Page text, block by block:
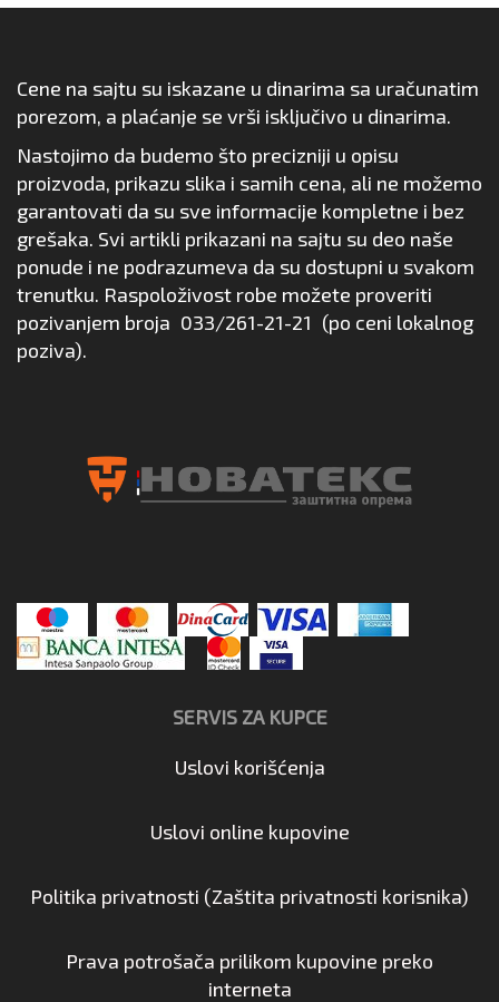
Cene na sajtu su iskazane u dinarima sa uračunatim
porezom, a plaćanje se vrši isključivo u dinarima.
Nastojimo da budemo što precizniji u opisu
proizvoda, prikazu slika i samih cena, ali ne možemo
garantovati da su sve informacije kompletne i bez
grešaka. Svi artikli prikazani na sajtu su deo naše
ponude i ne podrazumeva da su dostupni u svakom
trenutku. Raspoloživost robe možete proveriti
pozivanjem broja 033/261-21-21 (po ceni lokalnog
poziva).
SERVIS ZA KUPCE
Uslovi korišćenja
Uslovi online kupovine
Politika privatnosti (Zaštita privatnosti korisnika)
Prava potrošača prilikom kupovine preko
interneta